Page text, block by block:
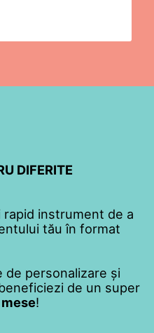
DIFERITE
rapid instrument de a
tău în format
de personalizare și
de un super
!